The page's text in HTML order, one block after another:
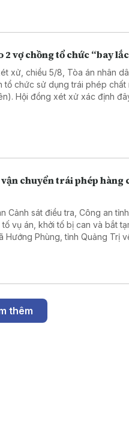
2 vợ chồng tổ chức “bay
xử, chiều 5/8, Tòa án nhân
tổ chức sử dụng trái phép chất
Hội đồng xét xử xác định
chuyển trái phép hàng
Cảnh sát điều tra, Công an
vụ án, khởi tố bị can và bắt
Hướng Phùng, tỉnh Quảng Trị
thêm